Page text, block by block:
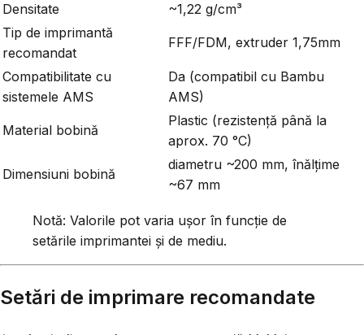
Densitate
~1,22 g/cm³
Tip de imprimantă
recomandat
FFF/FDM, extruder 1,75mm
Compatibilitate cu
sistemele AMS
Da (compatibil cu Bambu
AMS)
Material bobină
Plastic (rezistență până la
aprox. 70 °C)
Dimensiuni bobină
diametru ~200 mm, înălțime
~67 mm
Notă: Valorile pot varia ușor în funcție de
setările imprimantei și de mediu.
Setări de imprimare recomandate